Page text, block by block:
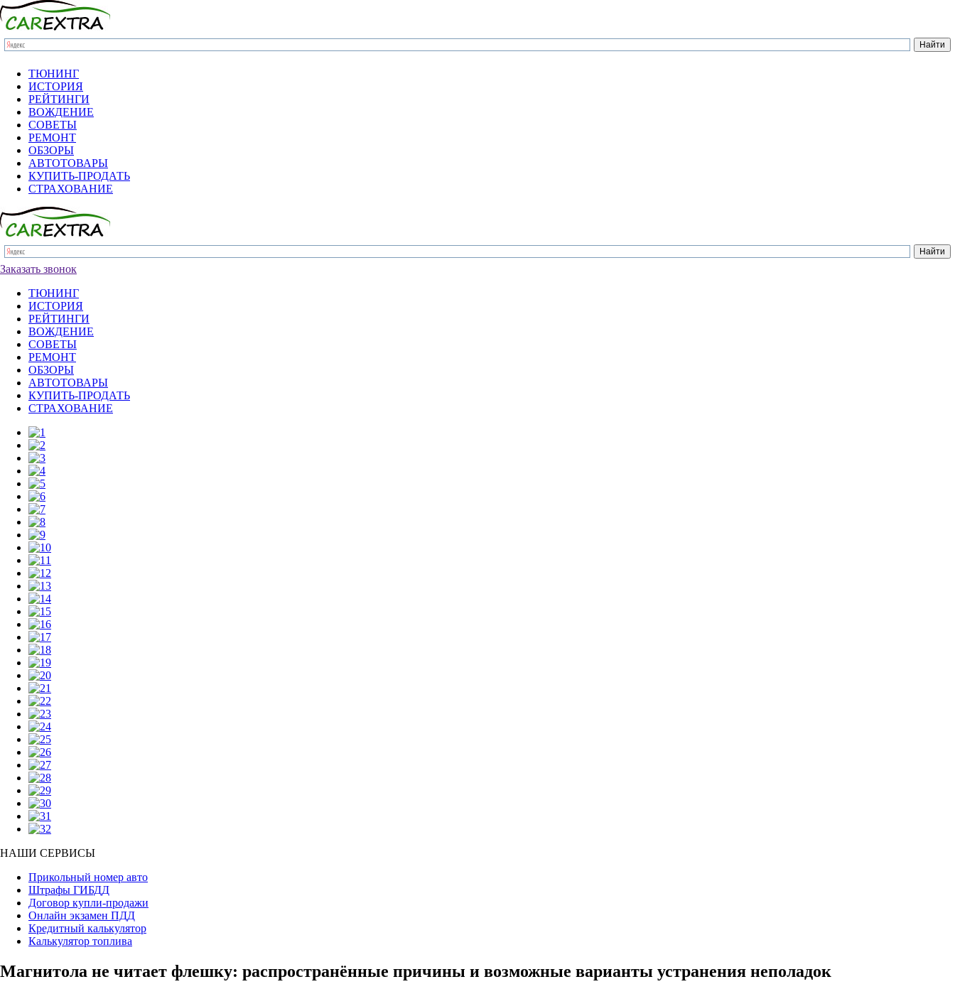
ТЮНИНГ
ИСТОРИЯ
РЕЙТИНГИ
ВОЖДЕНИЕ
СОВЕТЫ
РЕМОНТ
ОБЗОРЫ
АВТОТОВАРЫ
КУПИТЬ-ПРОДАТЬ
СТРАХОВАНИЕ
Заказать звонок
ТЮНИНГ
ИСТОРИЯ
РЕЙТИНГИ
ВОЖДЕНИЕ
СОВЕТЫ
РЕМОНТ
ОБЗОРЫ
АВТОТОВАРЫ
КУПИТЬ-ПРОДАТЬ
СТРАХОВАНИЕ
НАШИ СЕРВИСЫ
Прикольный номер авто
Штрафы ГИБДД
Договор купли-продажи
Онлайн экзамен ПДД
Кредитный калькулятор
Калькулятор топлива
Магнитола не читает флешку: распространённые причины и возможные варианты устранения неполадок